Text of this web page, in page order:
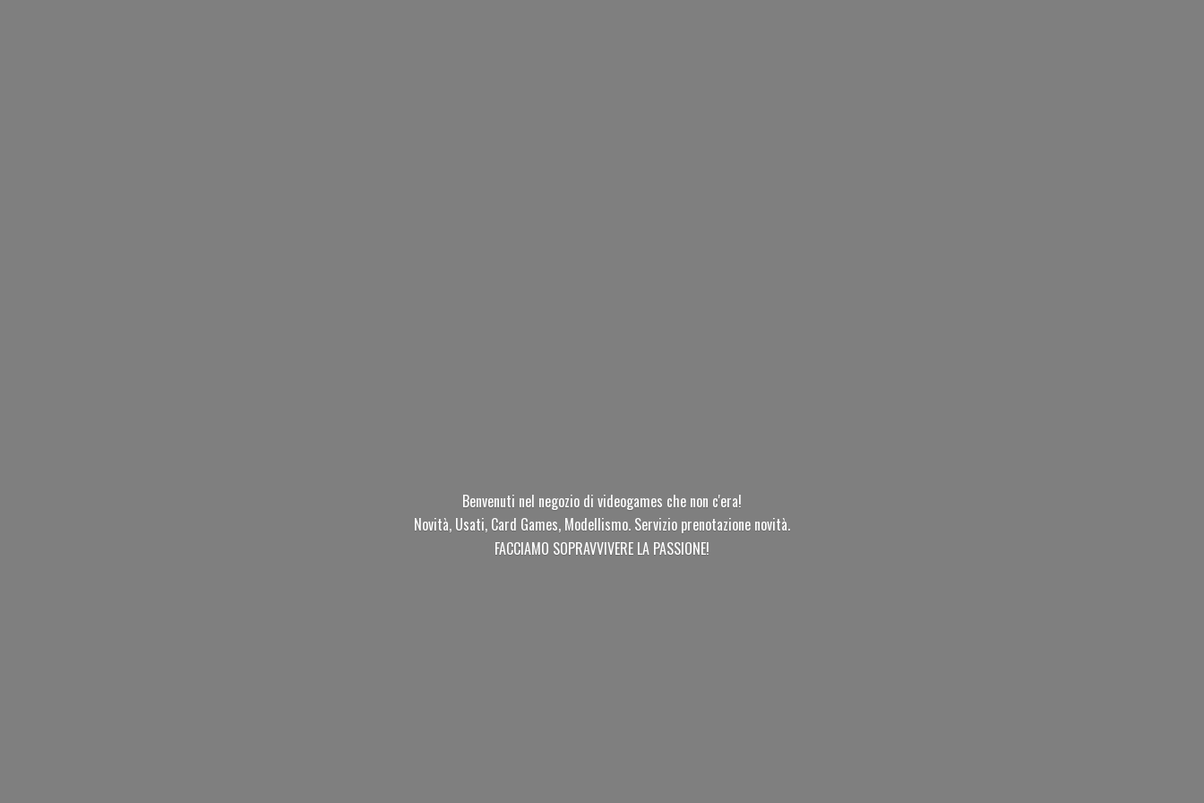
Benvenuti nel negozio di videogames che non c'era!
Novità, Usati, Card Games, Modellismo. Servizio prenotazione novità.
FACCIAMO SOPRAVVIVERE LA PASSIONE!